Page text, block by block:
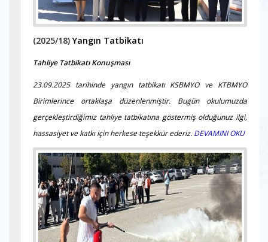
(2025/18)Yangın Tatbikatı
Tahliye Tatbikatı Konuşması
23.09.2025 tarihinde yangın tatbikatı KSBMYO ve KTBMYO
Birimlerince ortaklaşa düzenlenmiştir. Bugün okulumuzda
gerçekleştirdiğimiz tahliye tatbikatına göstermiş olduğunuz ilgi,
hassasiyet ve katkı için herkese teşekkür ederiz. DEVAMINI OKU